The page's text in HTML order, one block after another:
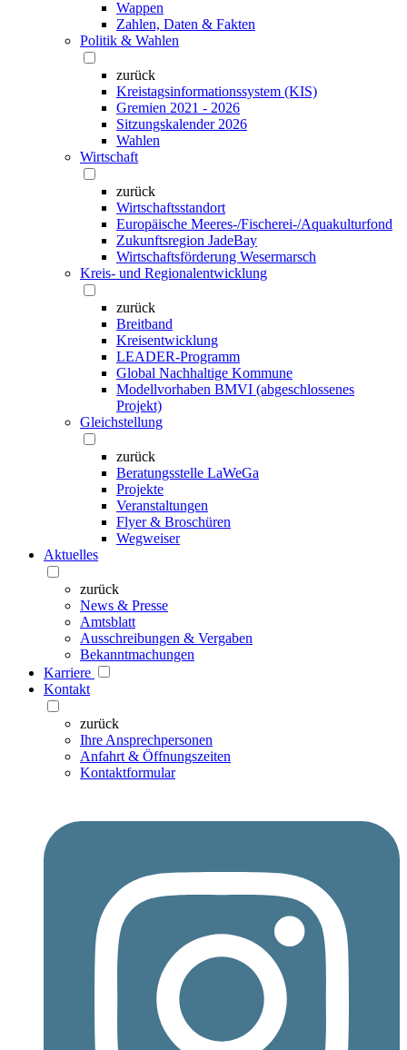
Wappen
Zahlen, Daten & Fakten
Politik & Wahlen
zurück
Kreistagsinformationssystem (KIS)
Gremien 2021 - 2026
Sitzungskalender 2026
Wahlen
Wirtschaft
zurück
Wirtschaftsstandort
Europäische Meeres-/Fischerei-/Aquakulturfond
Zukunftsregion JadeBay
Wirtschaftsförderung Wesermarsch
Kreis- und Regionalentwicklung
zurück
Breitband
Kreisentwicklung
LEADER-Programm
Global Nachhaltige Kommune
Modellvorhaben BMVI (abgeschlossenes
Projekt)
Gleichstellung
zurück
Beratungsstelle LaWeGa
Projekte
Veranstaltungen
Flyer & Broschüren
Wegweiser
Aktuelles
zurück
News & Presse
Amtsblatt
Ausschreibungen & Vergaben
Bekanntmachungen
Karriere
Kontakt
zurück
Ihre Ansprechpersonen
Anfahrt & Öffnungszeiten
Kontaktformular